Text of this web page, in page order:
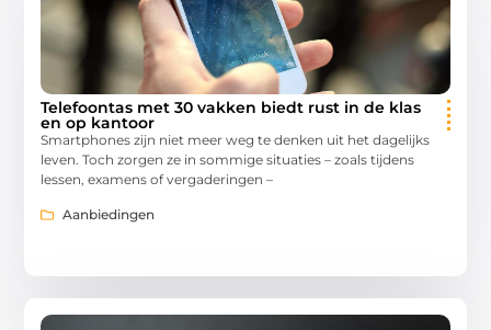
Telefoontas met 30 vakken biedt rust in de klas
en op kantoor
Smartphones zijn niet meer weg te denken uit het dagelijks
leven. Toch zorgen ze in sommige situaties – zoals tijdens
lessen, examens of vergaderingen –
Aanbiedingen